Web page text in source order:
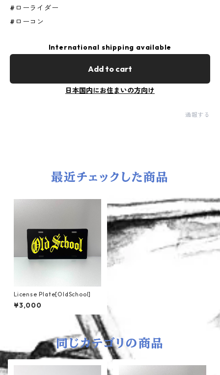
#ローライダー
#ローコン
International shipping available
Add to cart
日本国内にお住まいの方向け
通報する
最近チェックした商品
License Plate[OldSchool]
¥3,000
同じカテゴリの商品